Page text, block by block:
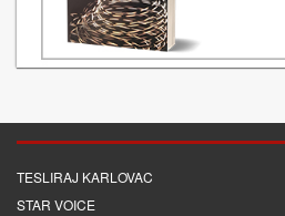
TESLIRAJ KARLOVAC
STAR VOICE